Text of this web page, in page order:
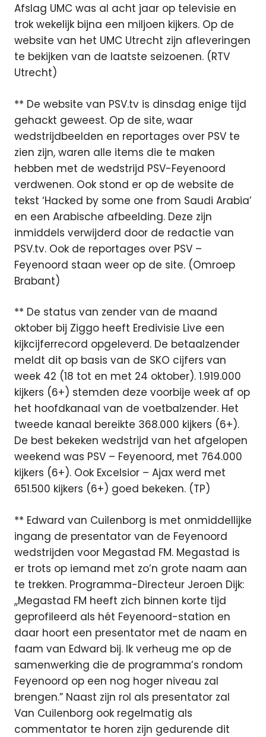
Afslag UMC was al acht jaar op televisie en
trok wekelijk bijna een miljoen kijkers. Op de
website van het UMC Utrecht zijn afleveringen
te bekijken van de laatste seizoenen. (RTV
Utrecht)
** De website van PSV.tv is dinsdag enige tijd
gehackt geweest. Op de site, waar
wedstrijdbeelden en reportages over PSV te
zien zijn, waren alle items die te maken
hebben met de wedstrijd PSV-Feyenoord
verdwenen. Ook stond er op de website de
tekst ‘Hacked by some one from Saudi Arabia’
en een Arabische afbeelding. Deze zijn
inmiddels verwijderd door de redactie van
PSV.tv. Ook de reportages over PSV –
Feyenoord staan weer op de site. (Omroep
Brabant)
** De status van zender van de maand
oktober bij Ziggo heeft Eredivisie Live een
kijkcijferrecord opgeleverd. De betaalzender
meldt dit op basis van de SKO cijfers van
week 42 (18 tot en met 24 oktober). 1.919.000
kijkers (6+) stemden deze voorbije week af op
het hoofdkanaal van de voetbalzender. Het
tweede kanaal bereikte 368.000 kijkers (6+).
De best bekeken wedstrijd van het afgelopen
weekend was PSV – Feyenoord, met 764.000
kijkers (6+). Ook Excelsior – Ajax werd met
651.500 kijkers (6+) goed bekeken. (TP)
** Edward van Cuilenborg is met onmiddellijke
ingang de presentator van de Feyenoord
wedstrijden voor Megastad FM. Megastad is
er trots op iemand met zo’n grote naam aan
te trekken. Programma-Directeur Jeroen Dijk:
,,Megastad FM heeft zich binnen korte tijd
geprofileerd als hét Feyenoord-station en
daar hoort een presentator met de naam en
faam van Edward bij. Ik verheug me op de
samenwerking die de programma’s rondom
Feyenoord op een nog hoger niveau zal
brengen.” Naast zijn rol als presentator zal
Van Cuilenborg ook regelmatig als
commentator te horen zijn gedurende dit